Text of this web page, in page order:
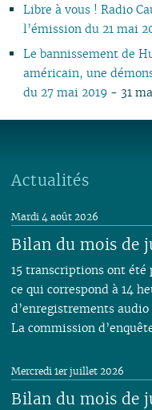
Libre à vous ! Radio
l’émission du 21 mai
Le bannissement de
américain, une
du 27 mai 2019- 31
Actualités
Bilan du mois de
Mardi 4 août 2026
15 transcriptions ont
ce qui correspond à 14
d’enregistrements audio
La commission
Bilan du mois de
Mercredi 1er juillet 2026